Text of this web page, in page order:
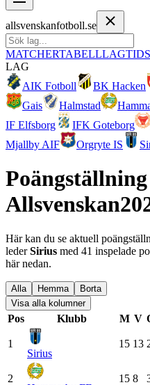
allsvenskanfotboll.se
MATCHERTABELLLAG
LAG
AIK Fotboll
BK Hacken
Gais
Halmstad
IF Elfsborg
IFK Goteborg
Mjallby AIF
Orgryte IS
Allsvenskan
Här kan du se aktuell
lederSirius med 41 inspelade
här nedan.
Alla Hemma
Borta
Visa alla kolumner
Pos Klubb M V
1
Sirius
15 13
2
15 8